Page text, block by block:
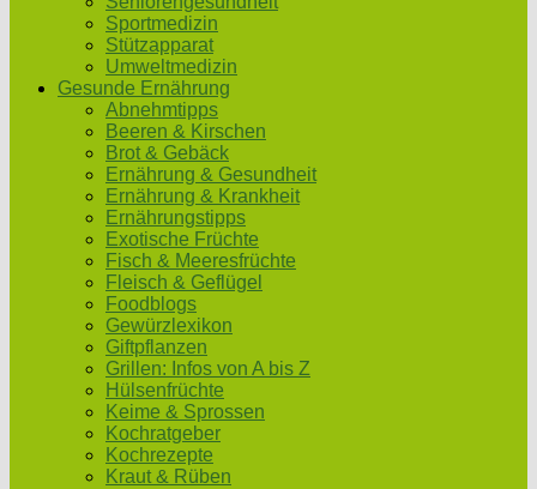
Sportmedizin
Stützapparat
Umweltmedizin
Gesunde Ernährung
Abnehmtipps
Beeren & Kirschen
Brot & Gebäck
Ernährung & Gesundheit
Ernährung & Krankheit
Ernährungstipps
Exotische Früchte
Fisch & Meeresfrüchte
Fleisch & Geflügel
Foodblogs
Gewürzlexikon
Giftpflanzen
Grillen: Infos von A bis Z
Hülsenfrüchte
Keime & Sprossen
Kochratgeber
Kochrezepte
Kraut & Rüben